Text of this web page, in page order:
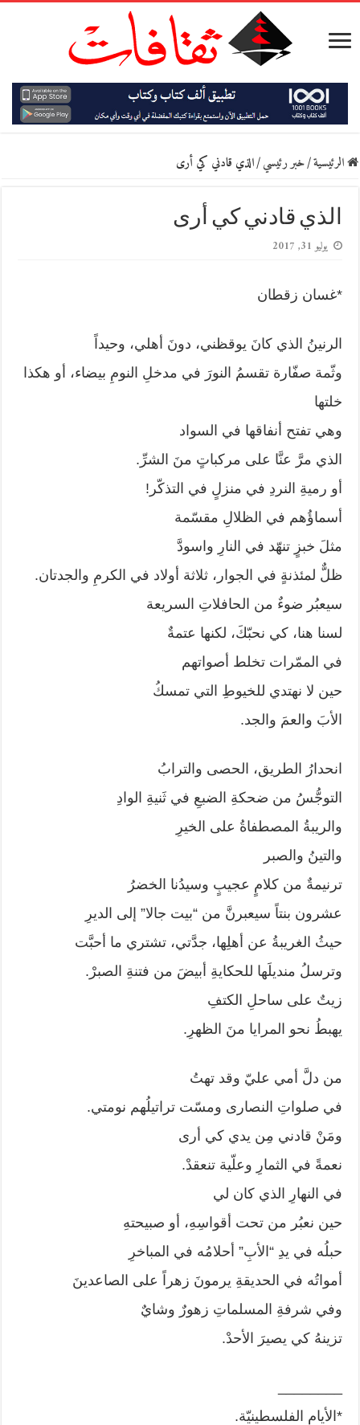
الرئيسية/خبر رئيسي/الذي قادني كي أرى
الذي قادني كي أرى
يوليو 31, 2017
*غسان زقطان
الرنينُ الذي كانَ يوقظني، دونَ أهلي، وحيداً
وثّمة صفّارة تقسمُ النورَ في مدخلِ النومِ بيضاء، أو هكذا
خلتها
وهي تفتح أنفاقها في السواد
الذي مرَّ عنَّا على مركباتٍ منَ الشرِّ.
أو رميةِ النردِ في منزلٍ في التذكّر!
أسماؤُهم في الظلالِ مقسّمة
مثلَ خبزٍ تنهّد في النارِ واسودَّ
ظلٌّ لمئذنةٍ في الجوار، ثلاثة أولاد في الكرمِ والجدتان.
سيعبُر ضوءٌ من الحافلاتِ السريعة
لسنا هنا، كي نحبّكَ، لكنها عتمةٌ
في الممّرات تخلط أصواتهم
حين لا نهتدي للخيوطِ التي تمسكُ
الأبَ والعمَ والجد.
انحدارُ الطريق، الحصى والترابُ
التوجُّسُ من ضحكةِ الضبعِ في ثَنيةِ الوادِ
والريبةُ المصطفاةُ على الخيرِ
والتينُ والصبر
ترنيمةٌ من كلامٍ عجيبٍ وسيدُنا الخضرُ
عشرون بنتاً سيعبرنَّ من “بيت جالا” إلى الديرِ
حيثُ الغريبةُ عن أهلِها، جدَّتي، تشتري ما أحبَّت
وترسلُ منديلَها للحكايةِ أبيضَ من فتنةِ الصبرْ.
زيتٌ على ساحلِ الكتفِ
يهبطُ نحو المرايا منَ الظهرِ.
من دلَّ أمي عليّ وقد تهتُ
في صلواتِ النصارى ومسّت تراتيلُهم نومتي.
ومَنْ قادني مِن يدي كي أرى
نعمةً في الثمارِ وعلّية تنعقدْ.
في النهارِ الذي كان لي
حين نعبُر من تحت أقواسِهِ، أو صبيحتهِ
حبلُه في يدِ “الأبِ” أحلامُه في المباخرِ
أمواتُه في الحديقةِ يرمونَ زهراً على الصاعدينَ
وفي شرفةِ المسلماتِ زهورٌ وشايٌ
تزينهُ كي يصيرَ الأحدْ.
*الأيام الفلسطينيّة.